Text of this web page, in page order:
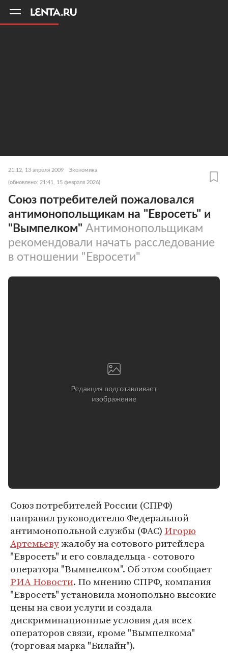
21:12, 13 апреля 2009 Экономика
(обновлено: 21:41, 15 февраля 2026)
Союз потребителей пожаловался
антимонопольщикам на "Евросеть" и
"Вымпелком" Антимонопольщикам
рекомендовали начать расследование
в отношении "Евросети"
Союз потребителей России (СПРФ)
направил руководителю Федеральной
антимонопольной службы (ФАС) Игорю
Артемьевужалобу на сотового ритейлера
"Евросеть" и его совладельца - сотового
оператора "Вымпелком". Об этом сообщает
РИА Новости. По мнению СПРФ, компания
"Евросеть" установила монопольно высокие
цены на свои услуги и создала
дискриминационные условия для всех
операторов связи, кроме "Вымпелкома"
(торговая марка "Билайн").